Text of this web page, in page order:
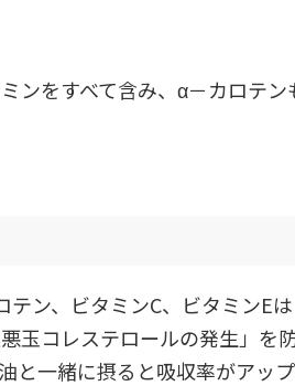
ンをすべて含み、α－カロテ
テン、ビタミンC、ビタミンE
玉コレステロールの発生」を
と一緒に摂ると吸収率がアップ